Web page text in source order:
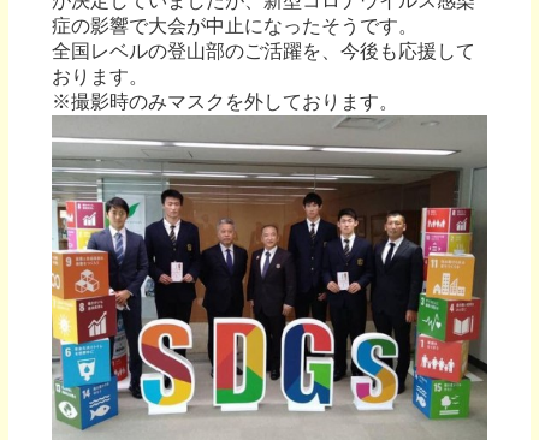
症の影響で大会が中止になったそうです。
全国レベルの登山部のご活躍を、今後も応援して
おります。
※撮影時のみマスクを外しております。